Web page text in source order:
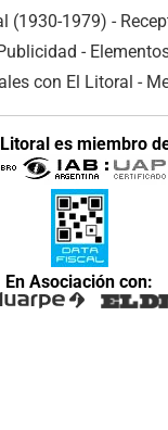
(1930-1979) -
-
con El Litoral -
Litoral es miembro
En Asociación con: